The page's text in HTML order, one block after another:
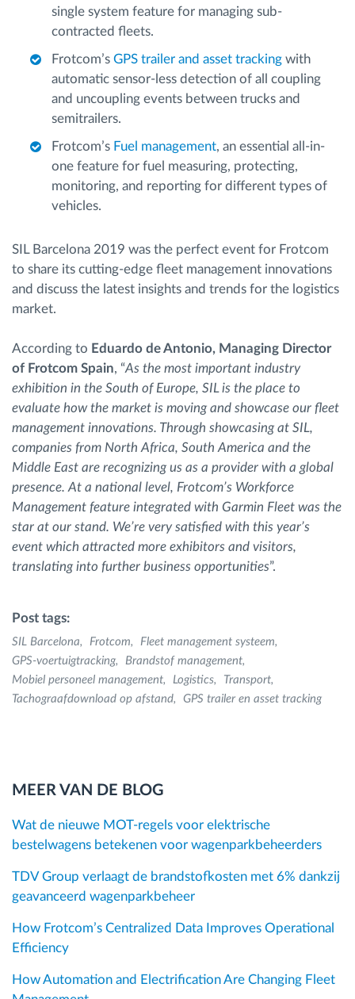
single system feature for managing sub-
contracted fleets.
Frotcom’s GPS trailer and asset tracking with
automatic sensor-less detection of all coupling
and uncoupling events between trucks and
semitrailers.
Frotcom’s Fuel management, an essential all-in-
one feature for fuel measuring, protecting,
monitoring, and reporting for different types of
vehicles.
SIL Barcelona 2019 was the perfect event for Frotcom
to share its cutting-edge fleet management innovations
and discuss the latest insights and trends for the logistics
market.
According to Eduardo de Antonio, Managing Director
of Frotcom Spain, “As the most important industry
exhibition in the South of Europe, SIL is the place to
evaluate how the market is moving and showcase our fleet
management innovations. Through showcasing at SIL,
companies from North Africa, South America and the
Middle East are recognizing us as a provider with a global
presence. At a national level, Frotcom’s Workforce
Management feature integrated with Garmin Fleet was the
star at our stand. We’re very satisfied with this year’s
event which attracted more exhibitors and visitors,
translating into further business opportunities”.
Post tags:
SIL Barcelona Frotcom
Fleet management systeem
GPS-voertuigtracking
Brandstof management
Mobiel personeel management
Logistics
Transport
Tachograafdownload op afstand
GPS trailer en asset tracking
MEER VAN DE BLOG
Wat de nieuwe MOT-regels voor elektrische
bestelwagens betekenen voor wagenparkbeheerders
TDV Group verlaagt de brandstofkosten met 6% dankzij
geavanceerd wagenparkbeheer
How Frotcom’s Centralized Data Improves Operational
Efficiency
How Automation and Electrification Are Changing Fleet